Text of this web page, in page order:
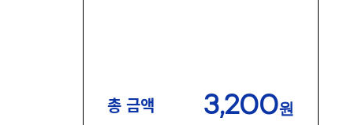
총 금액 3,200원